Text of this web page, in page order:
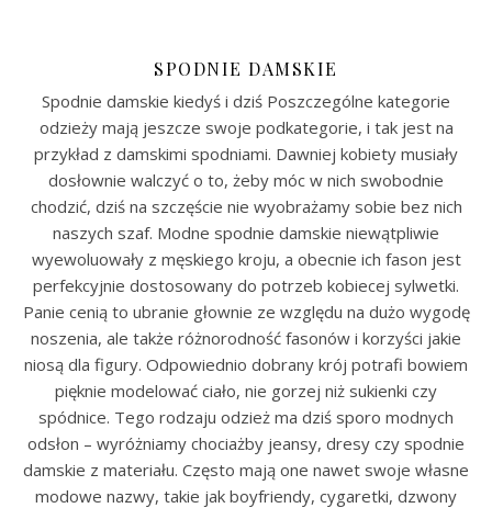
SPODNIE DAMSKIE
Spodnie damskie kiedyś i dziś Poszczególne kategorie
odzieży mają jeszcze swoje podkategorie, i tak jest na
przykład z damskimi spodniami. Dawniej kobiety musiały
dosłownie walczyć o to, żeby móc w nich swobodnie
chodzić, dziś na szczęście nie wyobrażamy sobie bez nich
naszych szaf. Modne spodnie damskie niewątpliwie
wyewoluowały z męskiego kroju, a obecnie ich fason jest
perfekcyjnie dostosowany do potrzeb kobiecej sylwetki.
Panie cenią to ubranie głownie ze względu na dużo wygodę
noszenia, ale także różnorodność fasonów i korzyści jakie
niosą dla figury. Odpowiednio dobrany krój potrafi bowiem
pięknie modelować ciało, nie gorzej niż sukienki czy
spódnice. Tego rodzaju odzież ma dziś sporo modnych
odsłon – wyróżniamy chociażby jeansy, dresy czy spodnie
damskie z materiału. Często mają one nawet swoje własne
modowe nazwy, takie jak boyfriendy, cygaretki, dzwony